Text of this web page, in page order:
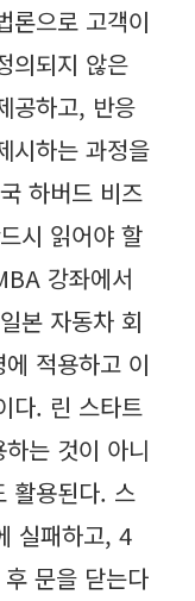
론으로 고객이
의되지 않은
공하고, 반응
시하는 과정을
하버드 비즈
시 읽어야 할
강좌에서
본 자동차 회
적용하고 이
다. 린 스타트
는 것이 아니
활용된다. 스
실패하고, 4
문을 닫는다